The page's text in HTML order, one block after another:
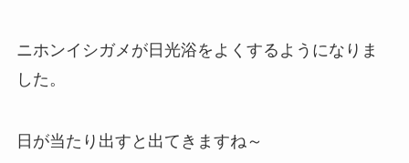
ニホンイシガメが日光浴をよくするようになりま
した。
日が当たり出すと出てきますね～